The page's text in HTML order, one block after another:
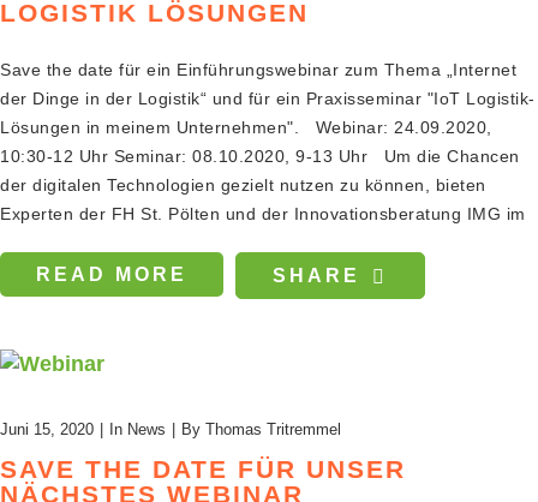
LOGISTIK LÖSUNGEN
Save the date für ein Einführungswebinar zum Thema „Internet
der Dinge in der Logistik“ und für ein Praxisseminar "IoT Logistik-
Lösungen in meinem Unternehmen". Webinar: 24.09.2020,
10:30-12 Uhr Seminar: 08.10.2020, 9-13 Uhr Um die Chancen
der digitalen Technologien gezielt nutzen zu können, bieten
Experten der FH St. Pölten und der Innovationsberatung IMG im
READ MORE SHARE
Juni 15, 2020 In News By Thomas Tritremmel
SAVE THE DATE FÜR UNSER
NÄCHSTES WEBINAR